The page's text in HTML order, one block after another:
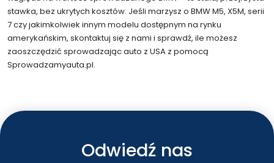
stawka, bez ukrytych kosztów. Jeśli marzysz o BMW M5, X5M, serii
7 czy jakimkolwiek innym modelu dostępnym na rynku
amerykańskim, skontaktuj się z nami i sprawdź, ile możesz
zaoszczędzić sprowadzając auto z USA z pomocą
Sprowadzamyauta.pl.
Odwiedź nas